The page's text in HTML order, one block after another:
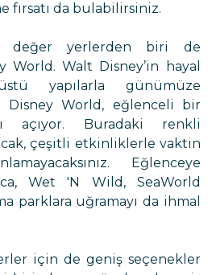
fırsatı da bulabilirsiniz.
değer yerlerden biri de
World. Walt Disney’in hayal
yapılarla günümüze
Disney World, eğlenceli bir
açıyor. Buradaki renkli
çeşitli etkinliklerle vaktin
Eğlenceye
Wet 'N Wild, SeaWorld
parklara uğramayı da ihmal
için de geniş seçenekler